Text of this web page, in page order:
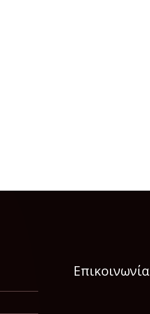
Επικοινωνία